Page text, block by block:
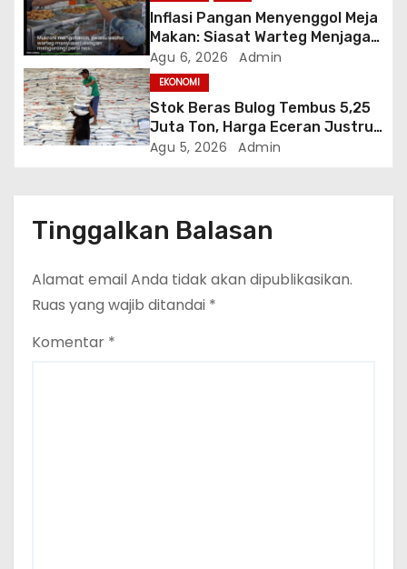
Inflasi Pangan Menyenggol Meja
Makan: Siasat Warteg Menjaga
Harga Tetap Terjangkau
Agu 6, 2026 Admin
EKONOMI
Stok Beras Bulog Tembus 5,25
Juta Ton, Harga Eceran Justru
Naik 7 Bulan Berturut-Turut
Agu 5, 2026 Admin
Tinggalkan Balasan
Alamat email Anda tidak akan dipublikasikan.
Ruas yang wajib ditandai *
Komentar *